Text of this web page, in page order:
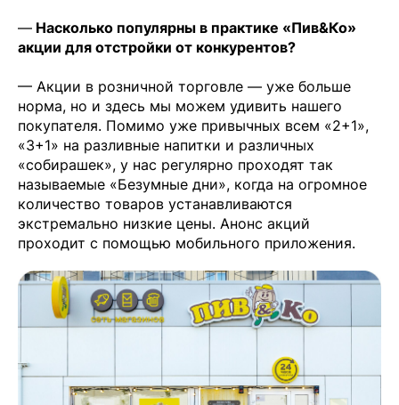
— Насколько популярны в практике «Пив&Ко»
акции для отстройки от конкурентов?
— Акции в розничной торговле — уже больше
норма, но и здесь мы можем удивить нашего
покупателя. Помимо уже привычных всем «2+1»,
«3+1» на разливные напитки и различных
«собирашек», у нас регулярно проходят так
называемые «Безумные дни», когда на огромное
количество товаров устанавливаются
экстремально низкие цены. Анонс акций
проходит с помощью мобильного приложения.